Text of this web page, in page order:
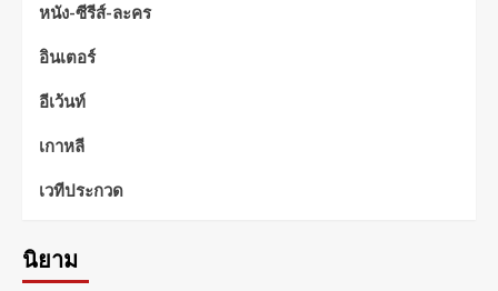
หนัง-ซีรีส์-ละคร
อินเตอร์
อีเว้นท์
เกาหลี
เวทีประกวด
นิยาม